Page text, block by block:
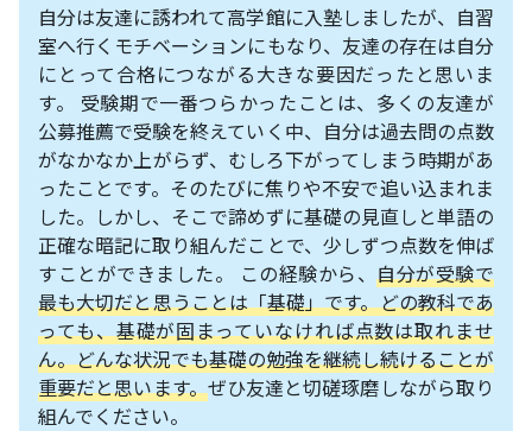
自分は友達に誘われて高学館に入塾しましたが、自習
室へ行くモチベーションにもなり、友達の存在は自分
にとって合格につながる大きな要因だったと思いま
す。 受験期で一番つらかったことは、多くの友達が
公募推薦で受験を終えていく中、自分は過去問の点数
がなかなか上がらず、むしろ下がってしまう時期があ
ったことです。そのたびに焦りや不安で追い込まれま
した。しかし、そこで諦めずに基礎の見直しと単語の
正確な暗記に取り組んだことで、少しずつ点数を伸ば
すことができました。 この経験から、自分が受験で
最も大切だと思うことは「基礎」です。どの教科であ
っても、基礎が固まっていなければ点数は取れませ
ん。どんな状況でも基礎の勉強を継続し続けることが
重要だと思います。ぜひ友達と切磋琢磨しながら取り
組んでください。